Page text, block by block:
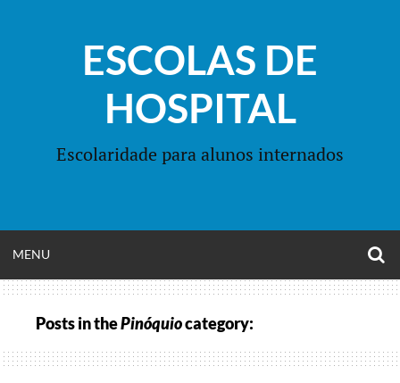
ESCOLAS DE
HOSPITAL
Escolaridade para alunos internados
MENU
MENU
Posts in thePinóquiocategory: